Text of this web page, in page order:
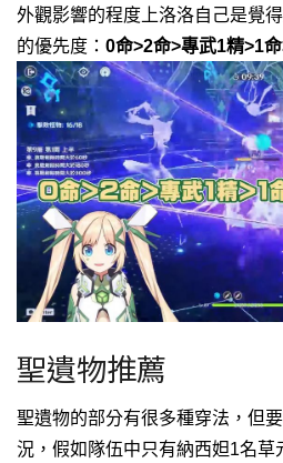
外觀影響的程度上洛洛自己是覺
的優先度： 0命>2命>專武1精>1
聖遺物推薦
聖遺物的部分有很多種穿法，但
況，假如隊伍中只有納西妲1名草